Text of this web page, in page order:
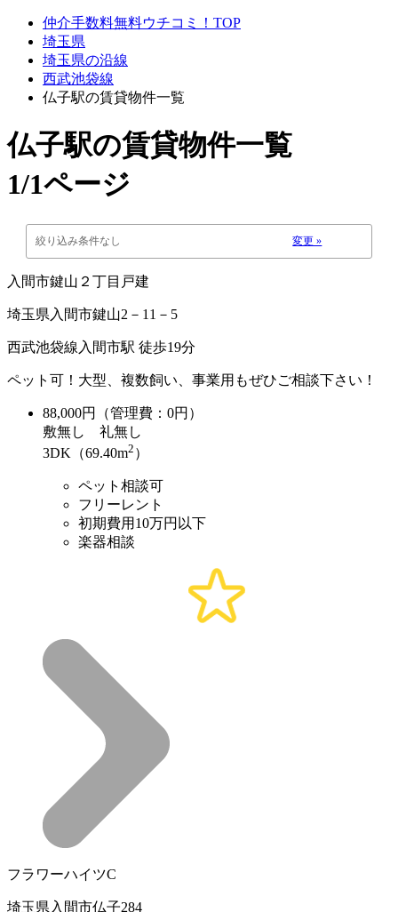
仲介手数料無料ウチコミ！TOP
埼玉県
埼玉県の沿線
西武池袋線
仏子駅の賃貸物件一覧
仏子駅の賃貸物件一覧
1/1ページ
絞り込み条件なし 変更 »
入間市鍵山２丁目戸建
埼玉県入間市鍵山2－11－5
西武池袋線入間市駅 徒歩19分
ペット可！大型、複数飼い、事業用もぜひご相談下さい！
88,000円（管理費：0円）
敷無し 礼無し
3DK（69.40m2 ）
ペット相談可
フリーレント
初期費用10万円以下
楽器相談
フラワーハイツC
埼玉県入間市仏子284